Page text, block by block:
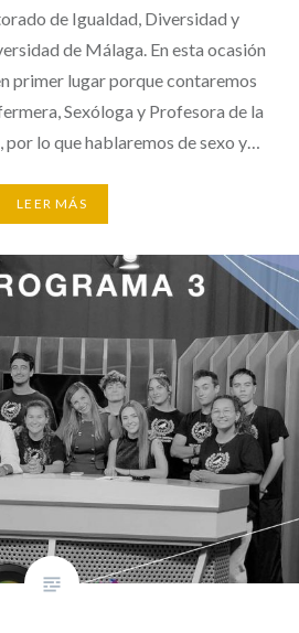
de Igualdad, Diversidad y
de Málaga. En esta ocasión
primer lugar porque contaremos
Sexóloga y Profesora de la
lo que hablaremos de sexo y…
LEER MÁS